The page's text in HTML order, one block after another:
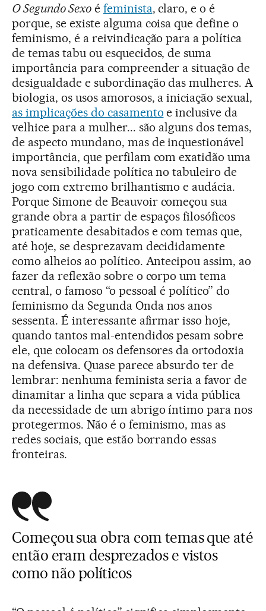
O Segundo Sexoé feminista, claro, e o é
porque, se existe alguma coisa que define o
feminismo, é a reivindicação para a política
de temas tabu ou esquecidos, de suma
importância para compreender a situação de
desigualdade e subordinação das mulheres. A
biologia, os usos amorosos, a iniciação sexual,
as implicações do casamento e inclusive da
velhice para a mulher... são alguns dos temas,
de aspecto mundano, mas de inquestionável
importância, que perfilam com exatidão uma
nova sensibilidade política no tabuleiro de
jogo com extremo brilhantismo e audácia.
Porque Simone de Beauvoir começou sua
grande obra a partir de espaços filosóficos
praticamente desabitados e com temas que,
até hoje, se desprezavam decididamente
como alheios ao político. Antecipou assim, ao
fazer da reflexão sobre o corpo um tema
central, o famoso “o pessoal é político” do
feminismo da Segunda Onda nos anos
sessenta. É interessante afirmar isso hoje,
quando tantos mal-entendidos pesam sobre
ele, que colocam os defensores da ortodoxia
na defensiva. Quase parece absurdo ter de
lembrar: nenhuma feminista seria a favor de
dinamitar a linha que separa a vida pública
da necessidade de um abrigo íntimo para nos
protegermos. Não é o feminismo, mas as
redes sociais, que estão borrando essas
fronteiras.
Começou sua obra com temas que até
então eram desprezados e vistos
como não políticos